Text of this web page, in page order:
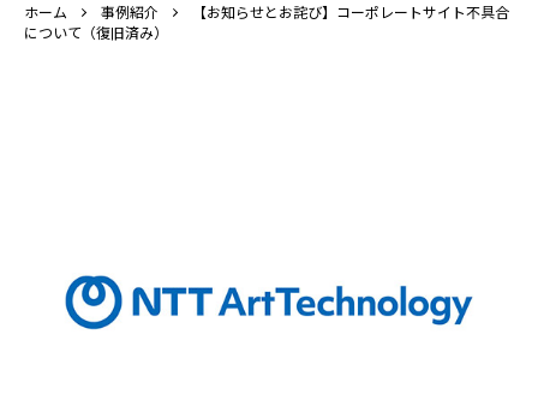
ホーム 事例紹介
【お知らせとお詫び】コーポレートサイト不具合
について（復旧済み）